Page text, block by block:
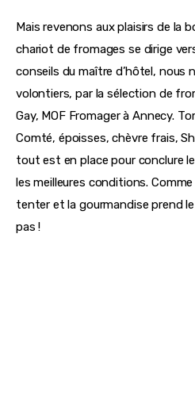
Mais revenons aux plaisirs de la
chariot de fromages se dirige
conseils du maître d’hôtel, nous
volontiers, par la sélection de
Gay, MOF Fromager à Annecy.
Comté, époisses, chèvre frais,
tout est en place pour conclure
les meilleures conditions.
tenter et la gourmandise prend
pas !